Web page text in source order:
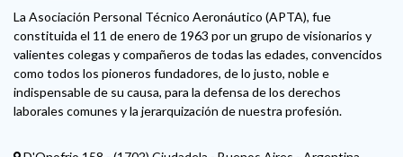
La Asociación Personal Técnico Aeronáutico (APTA), fue
constituida el 11 de enero de 1963 por un grupo de visionarios y
valientes colegas y compañeros de todas las edades, convencidos
como todos los pioneros fundadores, de lo justo, noble e
indispensable de su causa, para la defensa de los derechos
laborales comunes y la jerarquización de nuestra profesión.